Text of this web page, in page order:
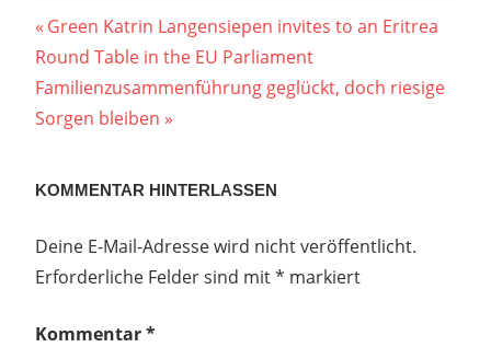
Beitragsnavigation
Vorheriger
Beitrag:
Green Katrin Langensiepen invites to an Eritrea
Round Table in the EU Parliament
Nächster
Beitrag:
Familienzusammenführung geglückt, doch riesige
Sorgen bleiben
KOMMENTAR HINTERLASSEN
Deine E-Mail-Adresse wird nicht veröffentlicht.
Erforderliche Felder sind mit* markiert
Kommentar*